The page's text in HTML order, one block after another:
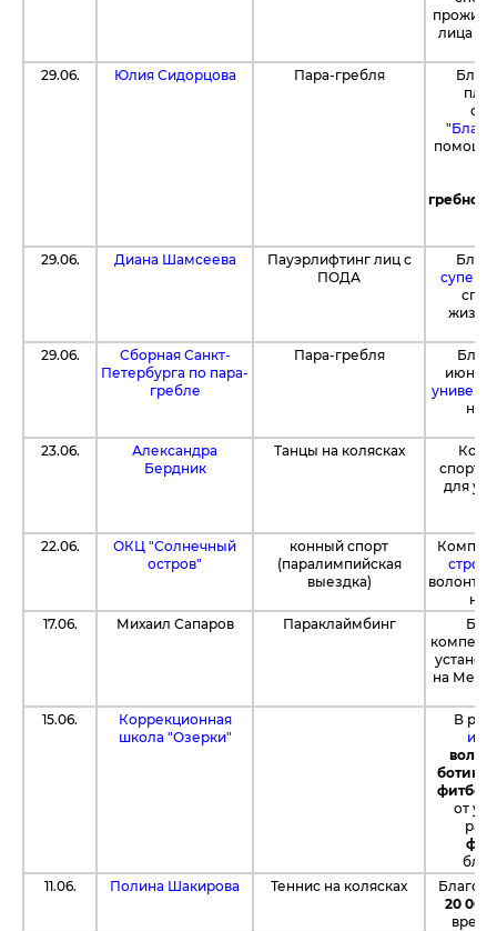
лица
29.06. Юлия Сидорцова Пара-гребля
"
гребной
29.06.
Диана Шамсеева
Пауэрлифтинг лиц с
ПОДА
29.06.
Сборная Санкт-
Петербурга по пара-
гребле
Пара-гребля
23.06.
Александра
Бердник
Танцы на колясках
для
22.06.
ОКЦ "Солнечный
остров"
конный спорт
(паралимпийская
выездка)
на
17.06.
Михаил Сапаров Параклаймбинг
на
15.06.
Коррекционная
школа "Озерки"
В
от
11.06.
Полина Шакирова Теннис на колясках
20 000